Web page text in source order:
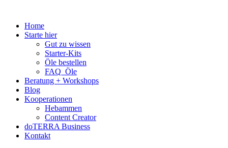
Home
Starte hier
Gut zu wissen
Starter-Kits
Öle bestellen
FAQ_Öle
Beratung + Workshops
Blog
Kooperationen
Hebammen
Content Creator
doTERRA Business
Kontakt